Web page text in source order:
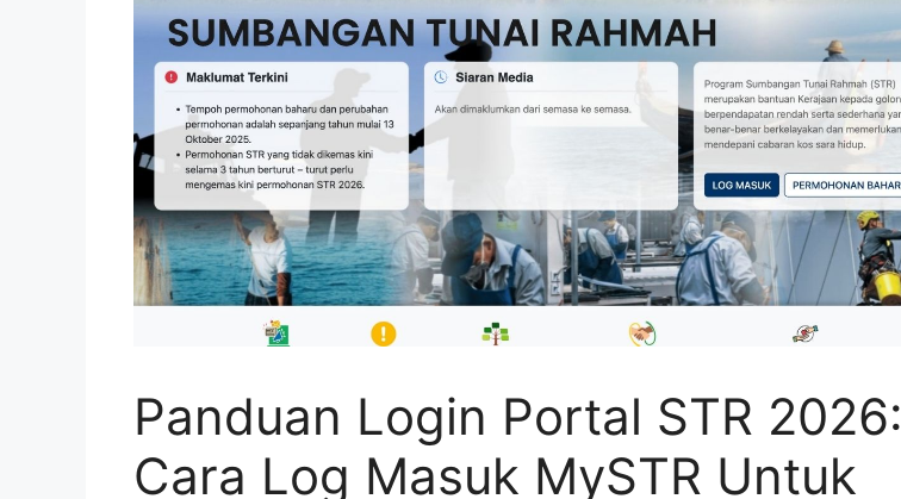
Panduan Login Portal STR 2026:
Cara Log Masuk MySTR Untuk